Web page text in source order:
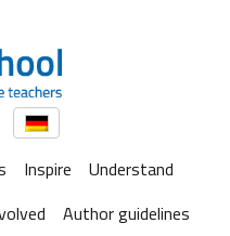
Inspire
Understand
Author guidelines